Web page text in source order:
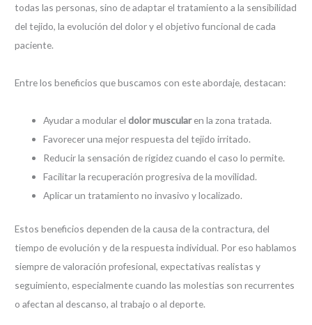
todas las personas, sino de adaptar el tratamiento a la sensibilidad
del tejido, la evolución del dolor y el objetivo funcional de cada
paciente.
Entre los beneficios que buscamos con este abordaje, destacan:
Ayudar a modular el dolor muscularen la zona tratada.
Favorecer una mejor respuesta del tejido irritado.
Reducir la sensación de rigidez cuando el caso lo permite.
Facilitar la recuperación progresiva de la movilidad.
Aplicar un tratamiento no invasivo y localizado.
Estos beneficios dependen de la causa de la contractura, del
tiempo de evolución y de la respuesta individual. Por eso hablamos
siempre de valoración profesional, expectativas realistas y
seguimiento, especialmente cuando las molestias son recurrentes
o afectan al descanso, al trabajo o al deporte.